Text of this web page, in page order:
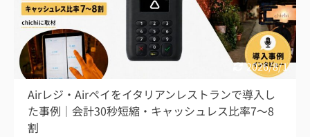
2026/8/1
Airレジ・Airペイをイタリアンレストランで導入し
た事例｜会計30秒短縮・キャッシュレス比率7〜8
割